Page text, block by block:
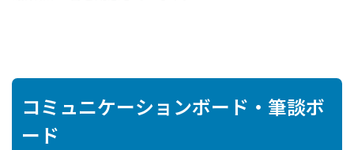
コミュニケーションボード・筆談ボ
ード